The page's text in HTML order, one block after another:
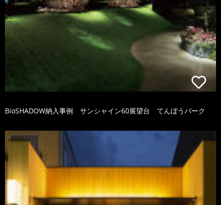
BioSHADOW納入事例 サンシャイン60展望台 てんぼうパーク